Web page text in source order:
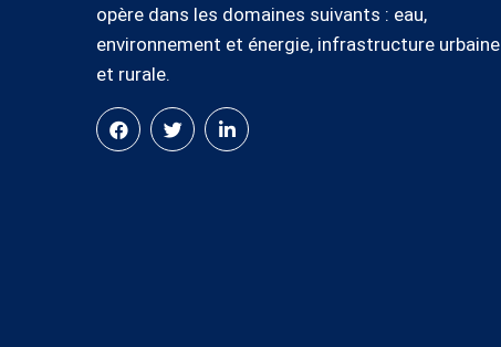
opère dans les domaines suivants : eau,
environnement et énergie, infrastructure urbaine
et rurale.